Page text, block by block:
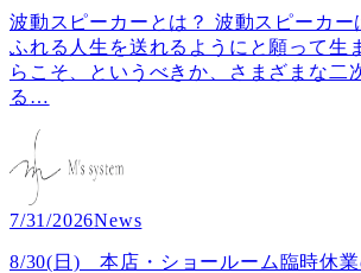
波動スピーカーとは？ 波動スピーカー
ふれる人生を送れるようにと願って生
らこそ、というべきか、さまざまな二
る …
7/31/2026News
8/30(日) 本店・ショールーム臨時休